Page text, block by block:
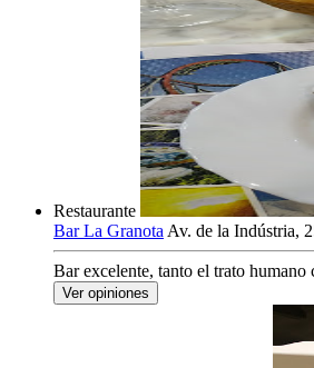
Restaurante
Bar La Granota Av. de la Indústria,
Bar excelente, tanto el trato humano
Ver opiniones